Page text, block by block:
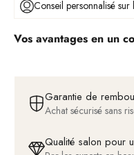
Conseil personnalisé sur
Vos avantages en un
Garantie de
Achat sécurisé sans
Qualité salon pour